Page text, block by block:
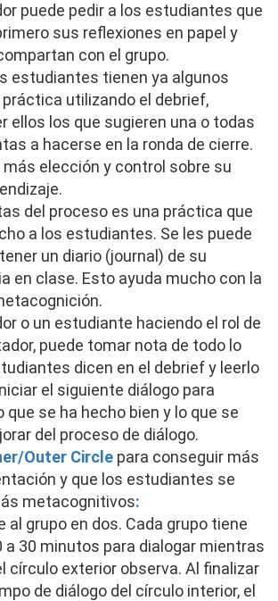
puede pedir a los estudiantes que
sus reflexiones en papel y
con el grupo.
estudiantes tienen ya algunos
utilizando el debrief,
ellos los que sugieren una o todas
a hacerse en la ronda de cierre.
elección y control sobre su
del proceso es una práctica que
a los estudiantes. Se les puede
un diario (journal) de su
en clase. Esto ayuda mucho con la
o un estudiante haciendo el rol de
puede tomar nota de todo lo
dicen en el debrief y leerlo
el siguiente diálogo para
que se ha hecho bien y lo que se
del proceso de diálogo.
Outer Circle para conseguir más
y que los estudiantes se
metacognitivos:
al grupo en dos. Cada grupo tiene
a 30 minutos para dialogar mientras
círculo exterior observa. Al finalizar
de diálogo del círculo interior, el